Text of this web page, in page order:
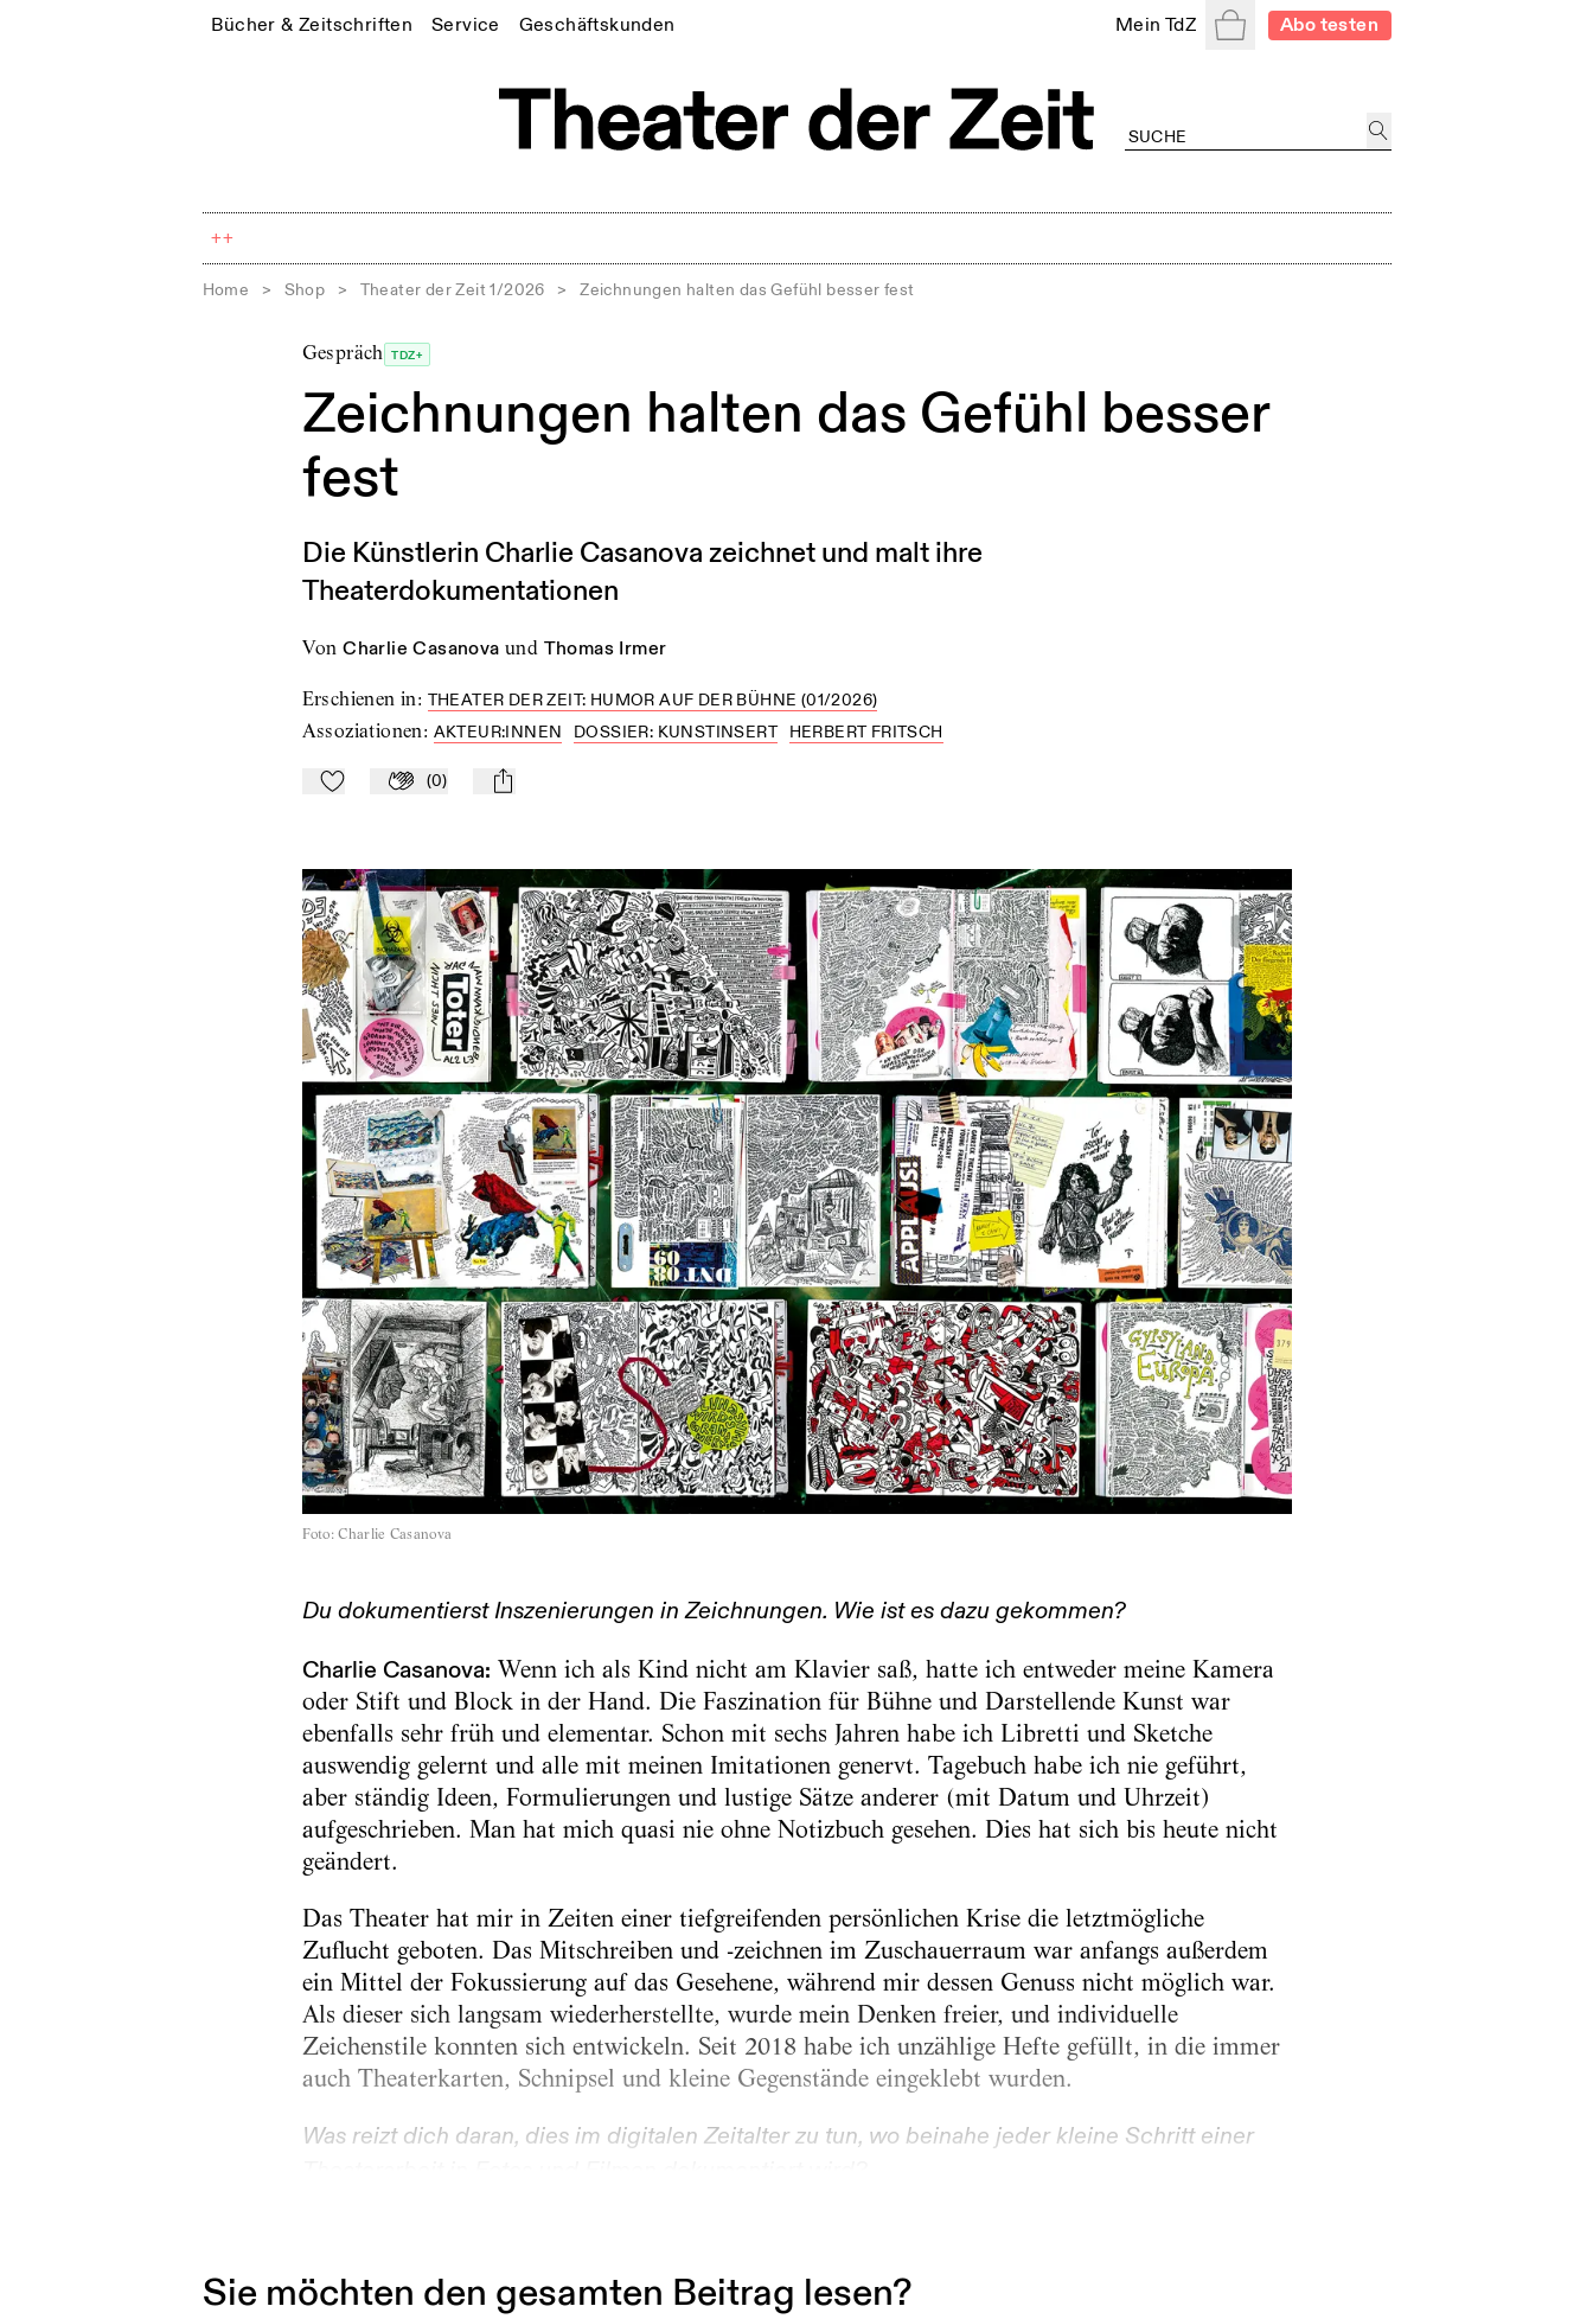
Bücher & Zeitschriften Service Geschäftskunden Mein TdZ WarenkorbAbo testen
++
Home > Shop > Theater der Zeit 1/2026 > Zeichnungen halten das Gefühl besser fest
Gespräch TDZ+
Zeichnungen halten das Gefühl besser
fest
Die Künstlerin Charlie Casanova zeichnet und malt ihre
Theaterdokumentationen
von Charlie Casanova und Thomas Irmer
Erschienen in: THEATER DER ZEIT: HUMOR AUF DER BÜHNE (01/2026)
Assoziationen: AKTEUR:INNEN DOSSIER: KUNSTINSERT HERBERT FRITSCH
Zu Mein-TdZ hinzufügen
Applaudieren
(0) mail
Foto: Charlie Casanova
Du dokumentierst Inszenierungen in Zeichnungen. Wie ist es dazu gekommen?
Charlie Casanova: Wenn ich als Kind nicht am Klavier saß, hatte ich entweder meine Kamera
oder Stift und Block in der Hand. Die Faszination für Bühne und Darstellende Kunst war
ebenfalls sehr früh und elementar. Schon mit sechs Jahren habe ich Libretti und Sketche
auswendig gelernt und alle mit meinen Imitationen genervt. Tagebuch habe ich nie geführt,
aber ständig Ideen, Formulierungen und lustige Sätze anderer (mit Datum und Uhrzeit)
aufgeschrieben. Man hat mich quasi nie ohne Notizbuch gesehen. Dies hat sich bis heute nicht
geändert.
Das Theater hat mir in Zeiten einer tiefgreifenden persönlichen Krise die letztmögliche
Zuflucht geboten. Das Mitschreiben und -zeichnen im Zuschauerraum war anfangs außerdem
ein ­Mittel der Fokussierung auf das Gesehene, während mir dessen Genuss nicht möglich war.
Als dieser sich langsam wiederherstellte, wurde mein Denken freier, und individuelle
Zeichenstile konnten sich entwickeln. Seit 2018 habe ich unzählige Hefte gefüllt, in die immer
auch Theaterkarten, Schnipsel und kleine Gegenstände eingeklebt wurden.
Was reizt dich daran, dies im digitalen Zeitalter zu tun, wo beinahe jeder kleine Schritt einer
Sie möchten den gesamten Beitrag lesen?